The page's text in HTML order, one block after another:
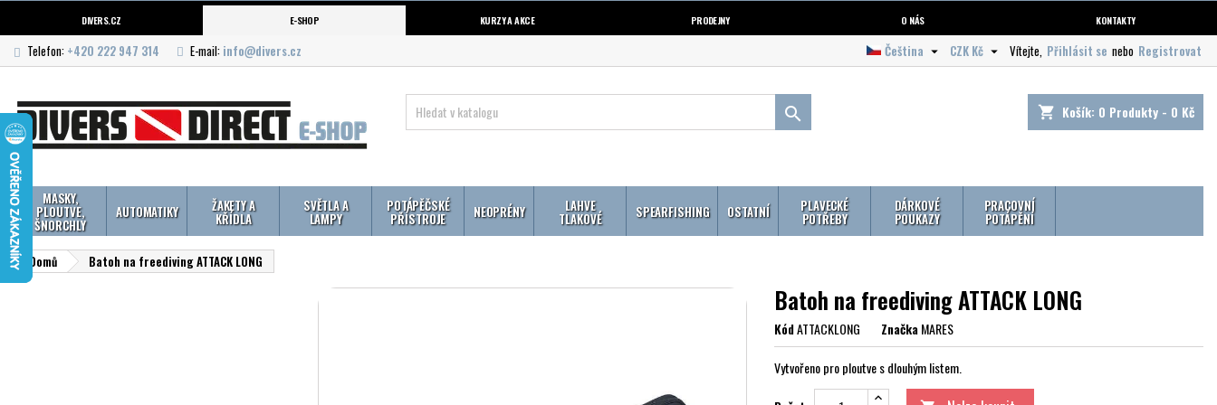
DIVERS.CZ E-SHOP KURZY A AKCE PRODEJNY O NÁS KONTAKTY
Telefon: +420 222 947 314 E-mail: info@divers.cz Vítejte, Přihlásit se nebo Registrovat
CZK Kč 
Čeština 
shopping_cart Košík: 0 Produkty - 0 Kč

MASKY,
PLOUTVE,
ŠNORCHLY
AUTOMATIKY ŽAKETY A
KŘÍDLA
SVĚTLA A
LAMPY
POTÁPĚČSKÉ
PŘÍSTROJE NEOPRÉNY LAHVE
TLAKOVÉ SPEARFISHING OSTATNÍ PLAVECKÉ
POTŘEBY
DÁRKOVÉ
POUKAZY
PRACOVNÍ
POTÁPĚNÍ
Domů Batoh na freediving ATTACK LONG
Batoh na freediving ATTACK LONG
KódATTACKLONG ZnačkaMARES
Vytvořeno pro ploutve s dlouhým listem.